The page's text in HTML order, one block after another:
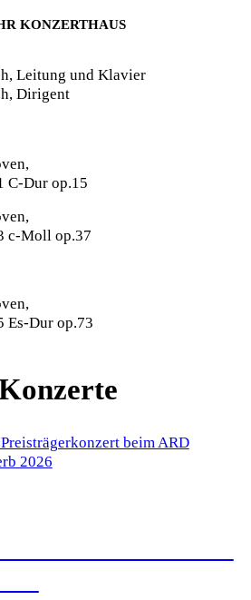
KONZERTHAUS
Leitung und Klavier
Dirigent
C-Dur op.15
c-Moll op.37
Es-Dur op.73